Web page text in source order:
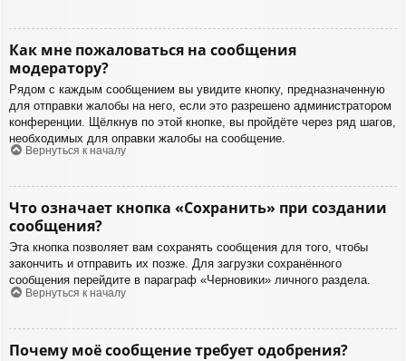
Как мне пожаловаться на сообщения
модератору?
Рядом с каждым сообщением вы увидите кнопку, предназначенную
для отправки жалобы на него, если это разрешено администратором
конференции. Щёлкнув по этой кнопке, вы пройдёте через ряд шагов,
необходимых для оправки жалобы на сообщение.
Вернуться к началу
Что означает кнопка «Сохранить» при создании
сообщения?
Эта кнопка позволяет вам сохранять сообщения для того, чтобы
закончить и отправить их позже. Для загрузки сохранённого
сообщения перейдите в параграф «Черновики» личного раздела.
Вернуться к началу
Почему моё сообщение требует одобрения?